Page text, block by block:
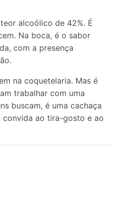
alcoólico de 42%. É
Na boca, é o sabor
com a presença
na coquetelaria. Mas é
trabalhar com uma
buscam, é uma cachaça
convida ao tira-gosto e ao